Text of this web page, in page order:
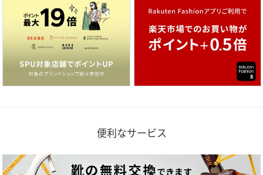
便利なサービス